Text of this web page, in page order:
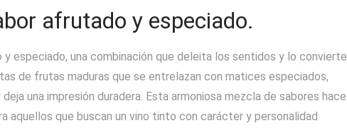
afrutado y especiado.
especiado, una combinación que deleita los sentidos y lo convierte
de frutas maduras que se entrelazan con matices especiados,
una impresión duradera. Esta armoniosa mezcla de sabores hace
aquellos que buscan un vino tinto con carácter y personalidad